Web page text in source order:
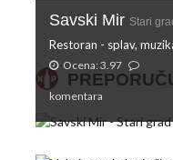
Savski Mir Stari
Restoran - splav,
Ocena: 3.97
komentara